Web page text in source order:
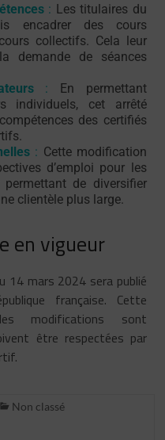
: Les titulaires du
encadrer des cours
collectifs. Cela leur
demande de séances
: En permettant
individuels, cet arrêté
des certifiés
: Cette modification
d’emploi pour les
de diversifier
clientèle plus large.
en vigueur
14 mars 2024 sera publié
française. Cette
modifications sont
être respectées par
Non classé